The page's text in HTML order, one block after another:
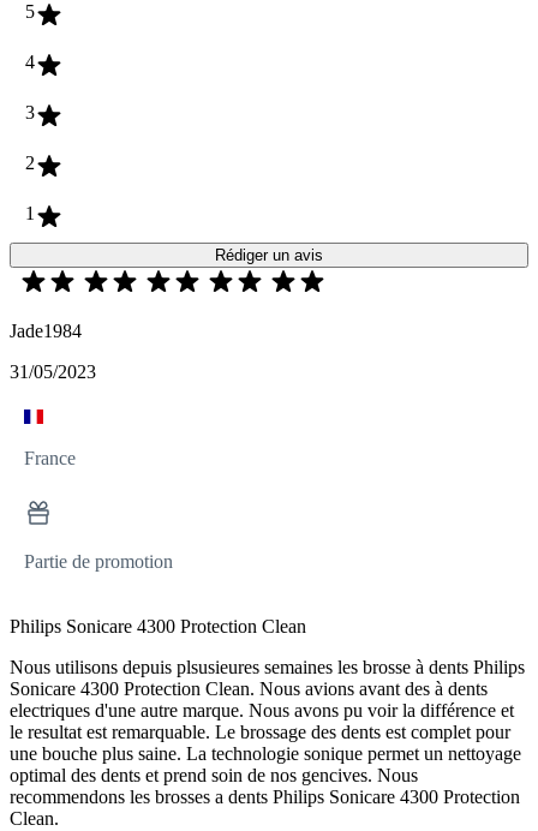
5
4
3
2
1
Rédiger un avis
Jade1984
31/05/2023
France
Partie de promotion
Philips Sonicare 4300 Protection Clean
Nous utilisons depuis plsusieures semaines les brosse à dents Philips
Sonicare 4300 Protection Clean. Nous avions avant des à dents
electriques d'une autre marque. Nous avons pu voir la différence et
le resultat est remarquable. Le brossage des dents est complet pour
une bouche plus saine. La technologie sonique permet un nettoyage
optimal des dents et prend soin de nos gencives. Nous
recommendons les brosses a dents Philips Sonicare 4300 Protection
Clean.